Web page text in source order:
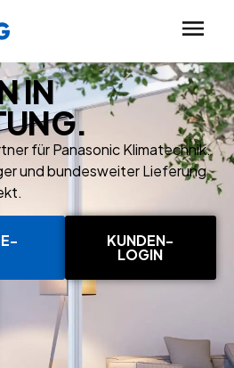
IN
für Panasonic Klimatechnik.
und bundesweiter Lieferung
KUNDEN-
LOGIN